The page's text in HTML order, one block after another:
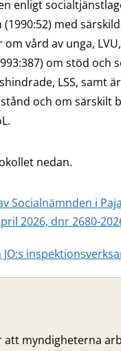
enligt
(1990:52) med
vård av unga,
om stöd och
LSS, samt
och om särskilt
nedan.
Socialnämnden i
2026, dnr 2680-
JO:s
att myndigheterna